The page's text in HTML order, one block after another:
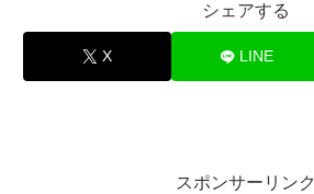
シェアする
X LINE
スポンサーリンク